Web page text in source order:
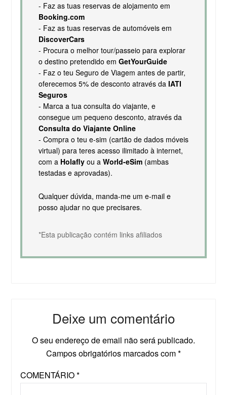
- Faz as tuas reservas de alojamento em
Booking.com
- Faz as tuas reservas de automóveis em
DiscoverCars
- Procura o melhor tour/passeio para explorar
o destino pretendido em GetYourGuide
- Faz o teu Seguro de Viagem antes de partir,
oferecemos 5% de desconto através da IATI
Seguros
- Marca a tua consulta do viajante, e
consegue um pequeno desconto, através da
Consulta do Viajante Online
- Compra o teu e-sim (cartão de dados móveis
virtual) para teres acesso ilimitado à internet,
com a Holaflyou a World-eSim(ambas
testadas e aprovadas).
Qualquer dúvida, manda-me um e-mail e
posso ajudar no que precisares.
*Esta publicação contém links afiliados
Deixe um comentário
O seu endereço de email não será publicado.
Campos obrigatórios marcados com*
COMENTÁRIO*